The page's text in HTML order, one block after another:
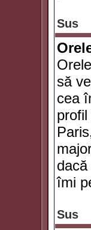
Sus
să
cea
îmi
Sus